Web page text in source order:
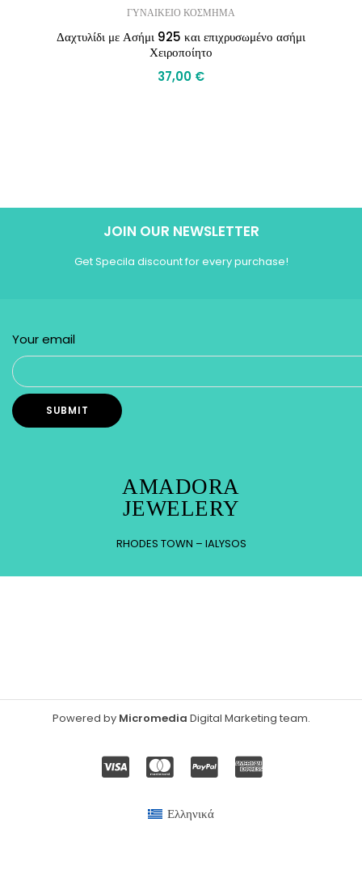
ΓΥΝΑΙΚΕΙΟ ΚΟΣΜΗΜΑ
Δαχτυλίδι με Ασήμι 925 και επιχρυσωμένο ασήμι
Χειροποίητο
37,00 €
JOIN OUR NEWSLETTER
Get Specila discount for every purchase!
Your email
AMADORA
JEWELERY
RHODES TOWN – IALYSOS
Powered by Micromedia Digital Marketing team.
Ελληνικά